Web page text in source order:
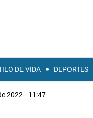
DE VIDA DEPORTES
2022 - 11:47